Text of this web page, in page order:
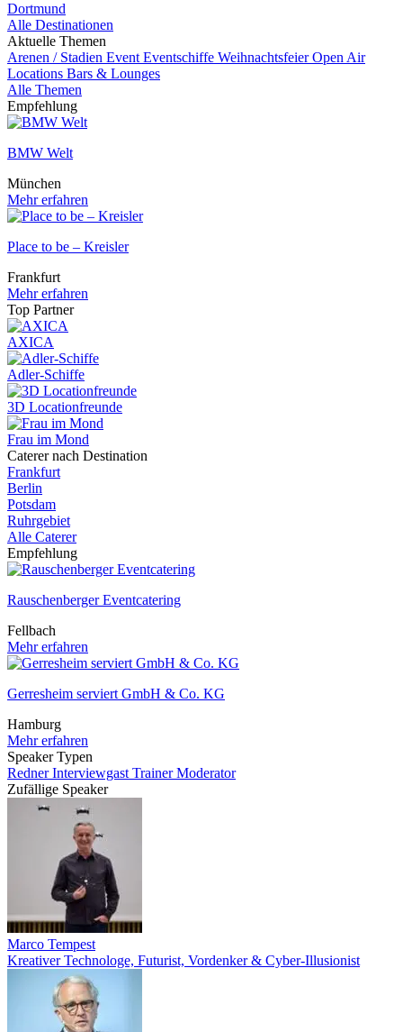
Dortmund
Alle Destinationen
Aktuelle Themen
Arenen / Stadien Event Eventschiffe WeihnachtsfeierOpen Air
Locations Bars & Lounges
Alle Themen
Empfehlung
BMW Welt
München
Mehr erfahren
Place to be – Kreisler
Frankfurt
Mehr erfahren
Top Partner
AXICA
Adler-Schiffe
3D Locationfreunde
Frau im Mond
Caterer nach Destination
Frankfurt
Berlin
Potsdam
Ruhrgebiet
Alle Caterer
Empfehlung
Rauschenberger Eventcatering
Fellbach
Mehr erfahren
Gerresheim serviert GmbH & Co. KG
Hamburg
Mehr erfahren
Speaker Typen
RednerInterviewgast TrainerModerator
Zufällige Speaker
Marco Tempest
Kreativer Technologe, Futurist, Vordenker & Cyber-Illusionist